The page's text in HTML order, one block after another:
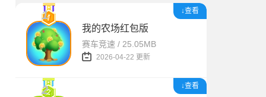
1 ↓查看
我的农场红包版
赛车竞速 / 25.05MB
2026-04-22 更新
2 ↓查看